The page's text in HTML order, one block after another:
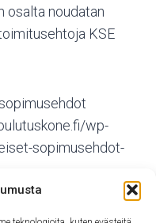
osalta noudatan
KSE
wp-
sopimusehdot-